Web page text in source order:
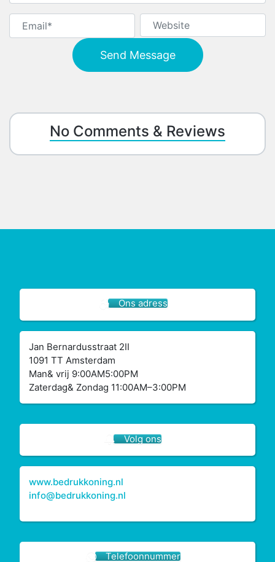
No Comments & Reviews
Ons adress
Jan Bernardusstraat 2II
1091 TT Amsterdam
Man& vrij 9:00AM5:00PM
Zaterdag& Zondag 11:00AM–3:00PM
Volg ons
www.bedrukkoning.nl
info@bedrukkoning.nl
Telefoonnummer